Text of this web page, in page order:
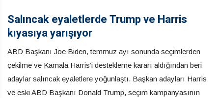
Salıncak eyaletlerde Trump ve Harris
kıyasıya yarışıyor
ABD Başkanı Joe Biden, temmuz ayı sonunda seçimlerden
çekilme ve Kamala Harris’i destekleme kararı aldığından beri
adaylar salıncak eyaletlere yoğunlaştı. Başkan adayları Harris
ve eski ABD Başkanı Donald Trump, seçim kampanyasının